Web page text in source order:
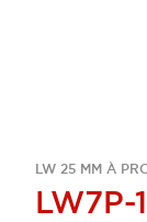
LW 25 MM À
LW7P-